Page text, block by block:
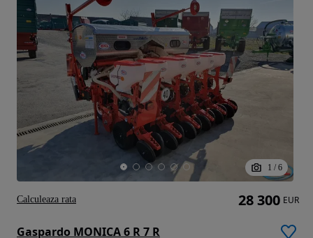
1 / 6
Gaspardo MONICA 6 R 7 R
28 300 EUR
Calculeaza rata